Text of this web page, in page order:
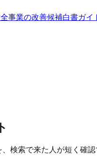
全事業の改善候補白書ガイ
検索で来た人が短く確認